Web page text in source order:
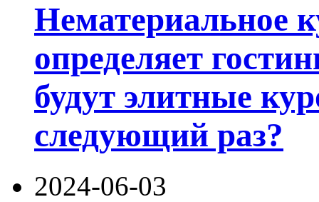
Нематериальное
определяет
будут элитные
следующий раз?
2024-06-03